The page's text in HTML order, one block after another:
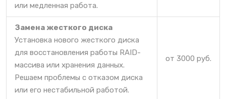
или медленная работа.
Замена жесткого диска
Установка нового жесткого диска
для восстановления работы RAID-
массива или хранения данных.
Решаем проблемы с отказом диска
или его нестабильной работой.
от 3000 руб.